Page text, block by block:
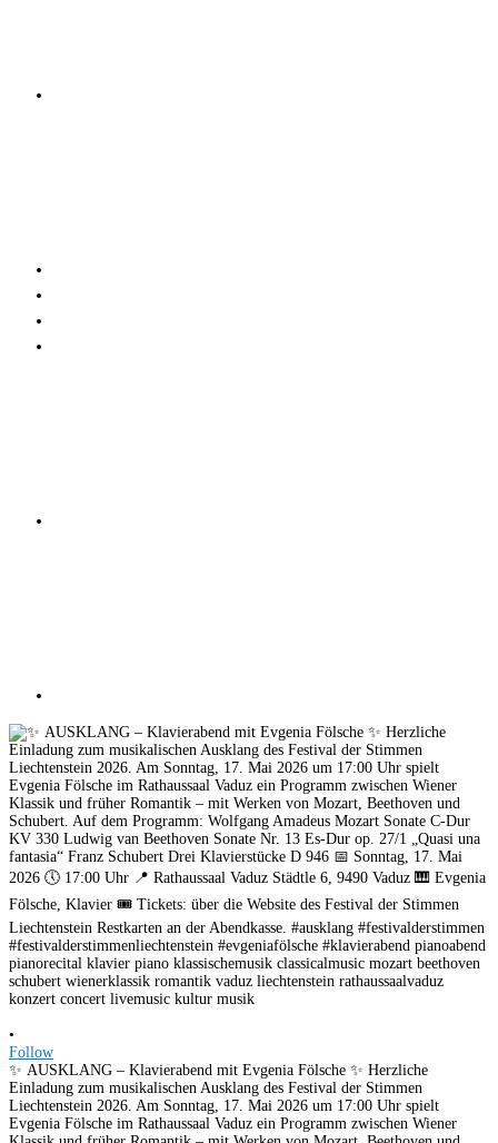
•
Follow
✨ AUSKLANG – Klavierabend mit Evgenia Fölsche ✨ Herzliche
Einladung zum musikalischen Ausklang des Festival der Stimmen
Liechtenstein 2026. Am Sonntag, 17. Mai 2026 um 17:00 Uhr spielt
Evgenia Fölsche im Rathaussaal Vaduz ein Programm zwischen Wiener